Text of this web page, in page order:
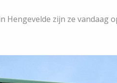
Hengevelde zijn ze vandaag